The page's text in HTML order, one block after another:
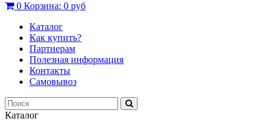
0 Корзина: 0 руб
Каталог
Как купить?
Партнерам
Полезная информация
Контакты
Самовывоз
Каталог